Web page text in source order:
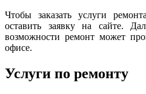
Чтобы заказать услуги
оставить заявку на сайте.
возможности ремонт может
офисе.
Услуги по ремонту